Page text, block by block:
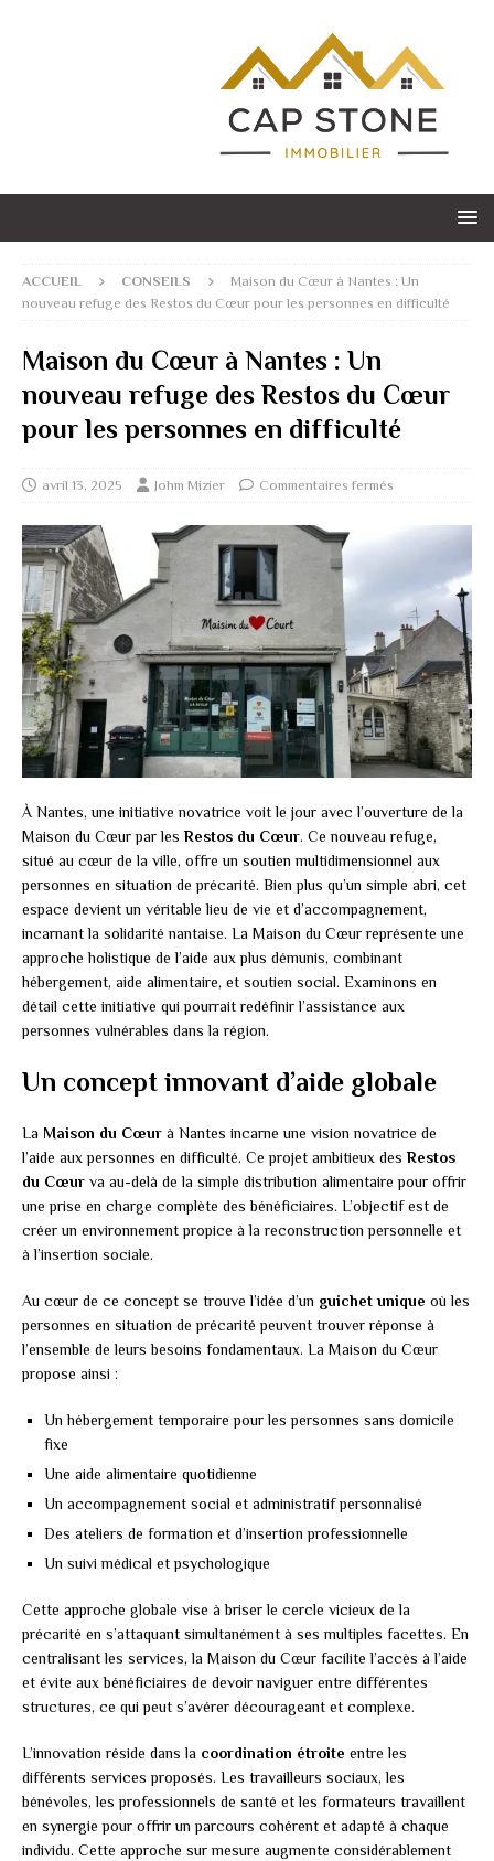
ACCUEIL CONSEILS
Maison du Cœur à Nantes : Un
nouveau refuge des Restos du Cœur pour les personnes en difficulté
Maison du Cœur à Nantes : Un
nouveau refuge des Restos du Cœur
pour les personnes en difficulté
avril 13, 2025 Johm Mizier Commentaires fermés
À Nantes, une initiative novatrice voit le jour avec l’ouverture de la
Maison du Cœur par lesRestos du Cœur. Ce nouveau refuge,
situé au cœur de la ville, offre un soutien multidimensionnel aux
personnes en situation de précarité. Bien plus qu’un simple abri, cet
espace devient un véritable lieu de vie et d’accompagnement,
incarnant la solidarité nantaise. La Maison du Cœur représente une
approche holistique de l’aide aux plus démunis, combinant
hébergement, aide alimentaire, et soutien social. Examinons en
détail cette initiative qui pourrait redéfinir l’assistance aux
personnes vulnérables dans la région.
Un concept innovant d’aide globale
La Maison du Cœur à Nantes incarne une vision novatrice de
l’aide aux personnes en difficulté. Ce projet ambitieux desRestos
du Cœur va au-delà de la simple distribution alimentaire pour offrir
une prise en charge complète des bénéficiaires. L’objectif est de
créer un environnement propice à la reconstruction personnelle et
à l’insertion sociale.
Au cœur de ce concept se trouve l’idée d’un guichet unique où les
personnes en situation de précarité peuvent trouver réponse à
l’ensemble de leurs besoins fondamentaux. La Maison du Cœur
propose ainsi :
Un hébergement temporaire pour les personnes sans domicile
fixe
Une aide alimentaire quotidienne
Un accompagnement social et administratif personnalisé
Des ateliers de formation et d’insertion professionnelle
Un suivi médical et psychologique
Cette approche globale vise à briser le cercle vicieux de la
précarité en s’attaquant simultanément à ses multiples facettes. En
centralisant les services, la Maison du Cœur facilite l’accès à l’aide
et évite aux bénéficiaires de devoir naviguer entre différentes
structures, ce qui peut s’avérer décourageant et complexe.
L’innovation réside dans la coordination étroite entre les
différents services proposés. Les travailleurs sociaux, les
bénévoles, les professionnels de santé et les formateurs travaillent
en synergie pour offrir un parcours cohérent et adapté à chaque
individu. Cette approche sur mesure augmente considérablement